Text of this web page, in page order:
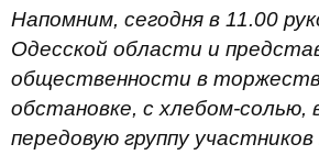
Напомним, сегодня в 11.00
Одесской области и
общественности в
обстановке, с хлебом-солью,
передовую группу